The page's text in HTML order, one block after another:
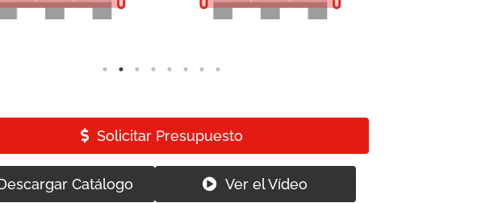
Solicitar Presupuesto
Catálogo Ver el Vídeo